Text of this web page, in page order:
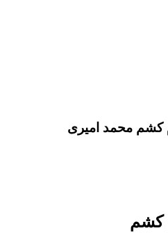
کشم محمد امیری
کشم